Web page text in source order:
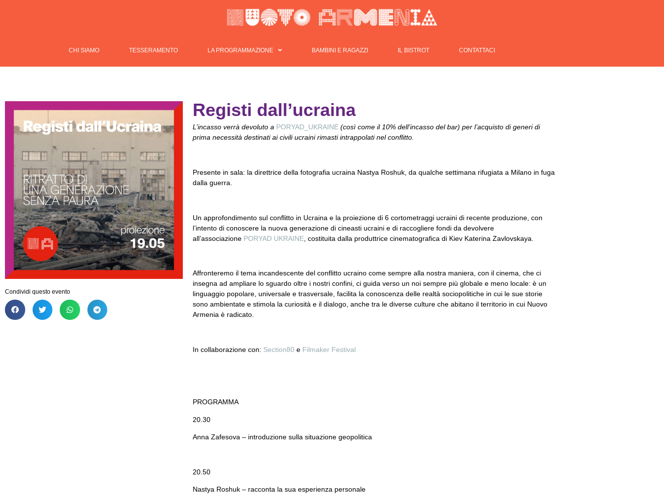
CHI SIAMO TESSERAMENTO LA PROGRAMMAZIONE BAMBINI E RAGAZZI IL BISTROT CONTATTACI
Condividi questo evento
Registi dall’ucraina
L’incasso verrà devoluto a PORYAD_UKRAINE(così come il 10% dell’incasso del bar) per l’acquisto di generi di
prima necessità destinati ai civili ucraini rimasti intrappolati nel conflitto.
Presente in sala: la direttrice della fotografia ucraina Nastya Roshuk, da qualche settimana rifugiata a Milano in fuga
dalla guerra.
Un approfondimento sul conflitto in Ucraina e la proiezione di 6 cortometraggi ucraini di recente produzione, con
l’intento di conoscere la nuova generazione di cineasti ucraini e di raccogliere fondida devolvere
all’associazione PORYAD UKRAINE, costituita dalla produttrice cinematografica di Kiev Katerina Zavlovskaya.
Affronteremo il tema incandescente del conflitto ucraino come sempre alla nostra maniera, con il cinema, che ci
insegna ad ampliare lo sguardo oltre i nostri confini, ci guida verso un noi sempre più globale e meno locale: è un
linguaggio popolare, universale e trasversale, facilita la conoscenza delle realtà sociopolitiche in cui le sue storie
sono ambientate e stimola la curiosità e il dialogo, anche tra le diverse culture che abitano il territorio in cui Nuovo
Armenia è radicato.
In collaborazione con: Section80 e Filmaker Festival
PROGRAMMA
20.30
Anna Zafesova – introduzione sulla situazione geopolitica
20.50
Nastya Roshuk – racconta la sua esperienza personale